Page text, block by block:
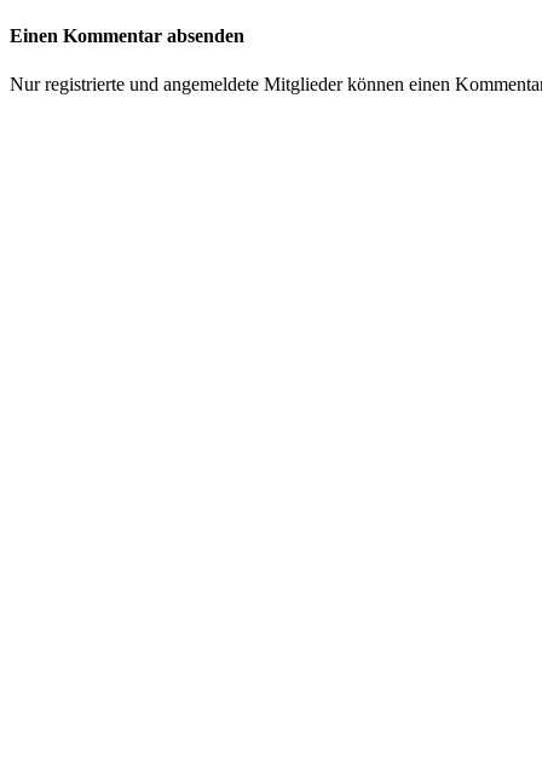
Einen Kommentar absenden
Nur registrierte und angemeldete Mitglieder können einen